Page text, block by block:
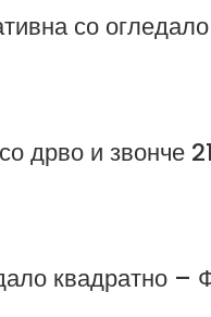
со
дрво и звонче
квадратно –